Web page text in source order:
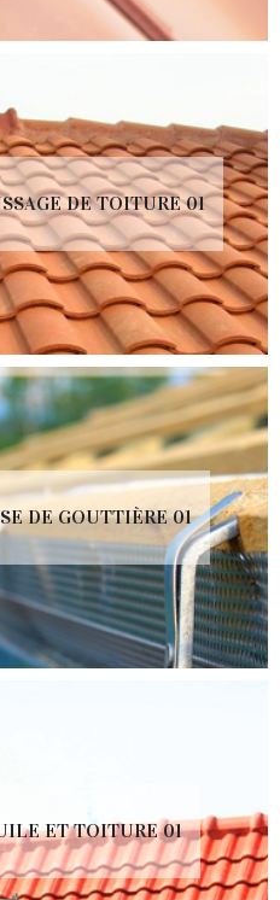
DE TOITURE 01
DE GOUTTIÈRE 01
ET TOITURE 01